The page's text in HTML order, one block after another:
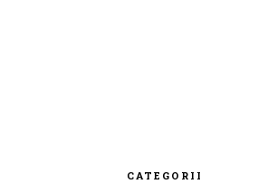
CATEGORII